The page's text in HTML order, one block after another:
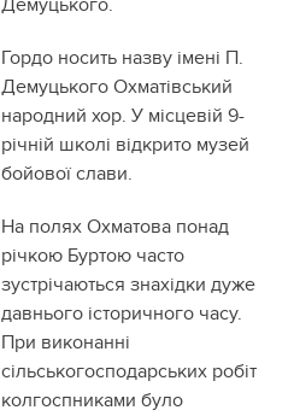
Демуцького.
Гордо носить назву імені П.
Демуцького Охматівський
народний хор. У місцевій 9-
річній школі відкрито музей
бойової слави.
На полях Охматова понад
річкою Буртою часто
зустрічаються знахідки дуже
давнього історичного часу.
При виконанні
сільськогосподарських робіт
колгоспниками було